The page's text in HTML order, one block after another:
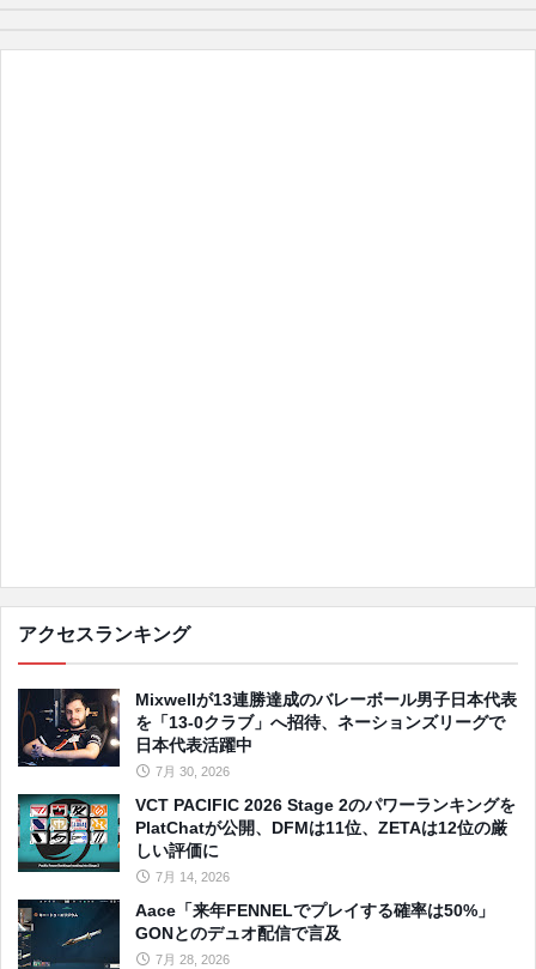
アクセスランキング
Mixwellが13連勝達成のバレーボール男子日本代表
を「13-0クラブ」へ招待、ネーションズリーグで
日本代表活躍中
7月 30, 2026
VCT PACIFIC 2026 Stage 2のパワーランキングを
PlatChatが公開、DFMは11位、ZETAは12位の厳
しい評価に
7月 14, 2026
Aace「来年FENNELでプレイする確率は50%」
GONとのデュオ配信で言及
7月 28, 2026